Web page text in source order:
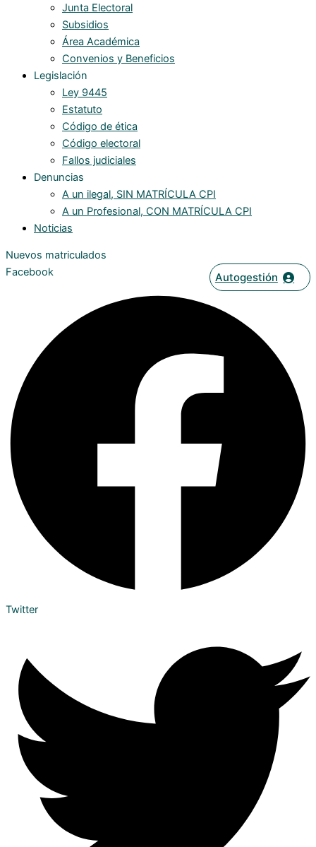
Junta Electoral
Subsidios
Área Académica
Convenios y Beneficios
Legislación
Ley 9445
Estatuto
Código de ética
Código electoral
Fallos judiciales
Denuncias
A un ilegal, SIN MATRÍCULA CPI
A un Profesional, CON MATRÍCULA CPI
Noticias
Nuevos matriculados
Autogestión
Facebook
Twitter